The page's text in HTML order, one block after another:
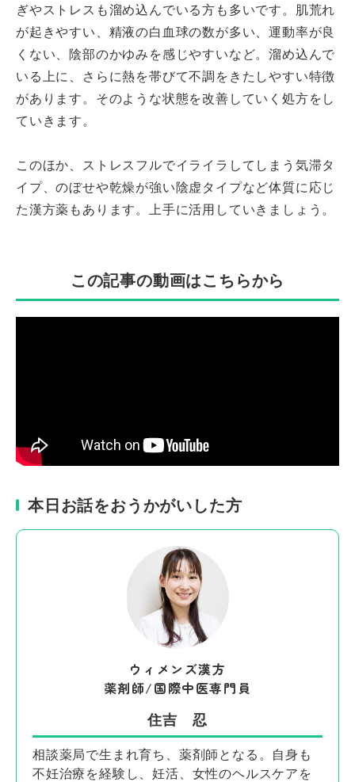
ぎやストレスも溜め込んでいる方も多いです。肌荒れ
が起きやすい、精液の白血球の数が多い、運動率が良
くない、陰部のかゆみを感じやすいなど。溜め込んで
いる上に、さらに熱を帯びて不調をきたしやすい特徴
があります。そのような状態を改善していく処方をし
ていきます。
このほか、ストレスフルでイライラしてしまう気滞タ
イプ、のぼせや乾燥が強い陰虚タイプなど体質に応じ
た漢方薬もあります。上手に活用していきましょう。
この記事の動画はこちらから
本日お話をおうかがいした方
ウィメンズ漢方
薬剤師/国際中医専門員
住吉 忍
相談薬局で生まれ育ち、薬剤師となる。自身も
不妊治療を経験し、妊活、女性のヘルスケアを